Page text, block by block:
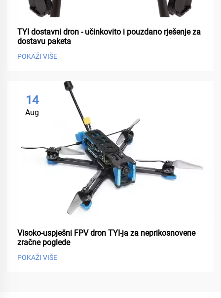
TYI dostavni dron - učinkovito i pouzdano rješenje za
dostavu paketa
POKAŽI VIŠE
14
Aug
Visoko-uspješni FPV dron TYI-ja za neprikosnovene
zračne poglede
POKAŽI VIŠE